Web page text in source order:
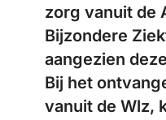
zorg vanuit de
Bijzondere
aangezien
Bij het
vanuit de Wlz,